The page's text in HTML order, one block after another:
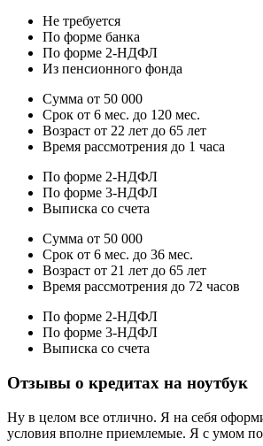
Не требуется
По форме банка
По форме 2-НДФЛ
Из пенсионного фонда
Сумма от 50 000
Срок от 6 мес. до 120 мес.
Возраст от 22 лет до 65 лет
Время рассмотрения до 1 часа
По форме 2-НДФЛ
По форме 3-НДФЛ
Выписка со счета
Сумма от 50 000
Срок от 6 мес. до 36 мес.
Возраст от 21 лет до 65 лет
Время рассмотрения до 72 часов
По форме 2-НДФЛ
По форме 3-НДФЛ
Выписка со счета
Отзывы о кредитах на ноутбук
Ну в целом все отлично. Я на себя
условия вполне приемлемые. Я с умом